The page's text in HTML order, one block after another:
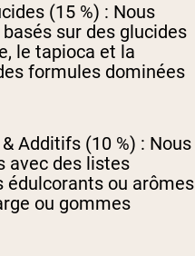
(15 %) : Nous
sur des glucides
le tapioca et la
formules dominées
Additifs (10 %) : Nous
avec des listes
édulcorants ou arômes
ou gommes